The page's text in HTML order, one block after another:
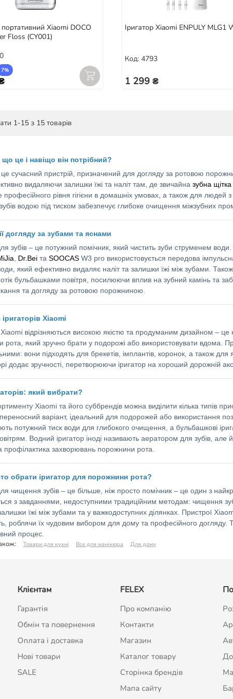
портативний Xiaomi DOCO
Floss (CY001)
7%
Іригатор Xiaomi ENPULY MLG1
Код: 4793
1 299 ₴
1-15 з 15 товарів
що це і навіщо він потрібний?
це сучасний пристрій, призначений для догляду за ротовою
видаляючи залишки їжі та наліт там, де звичайна зубна щітка
професійного рівня гігієни в домашніх умовах, а також для
водою під тиском забезпечує глибоке очищення міжзубних
догляду за зубами та яснами
зубів – це потужний помічник, який чистить зуби струменем
, Dr.Bei та SOOCAS W3 pro використовується передова
який ефективно видаляє наліт та залишки їжі між зубами.
бульбашками повітря, посилюючи вплив на зубний камінь та
та догляду за ротовою порожниною.
Xiaomi
Xiaomi відрізняються високою якістю та продуманим дизайном –
рота, який зручно брати у подорожі або використовувати вдома.
вони підходять для брекетів, імплантів, коронок, а також
додає зручності, перетворюючи іригатор на хороший дорожній
який вибрати?
Xiaomi та його суббрендів можна виділити кілька типів
варіант, ідеальний для подорожей або використання
потужний тиск води для глибокого очищення, а бульбашкові
Водний іригатор іноді називають аератором для зубів,
профілактика захворювань порожнини рота.
обрати іригатор для порожнини рота?
чищення зубів – це більше, ніж просто помічник – це один з
з завданнями, недоступними традиційним методам: чищення
їжі між зубами та у важкодоступних ділянках. Пристрої
роблячи їх чудовим вибором для дому та професійного догляду.
процес.
Товари для кухні Все для манікюра Для дому
Клієнтам
Гарантія
Обмін та повернення
Оплата і доставка
Нові товари
SALE
FELEX
Про компанію
Контакти
Магазин
Каталог товару
Сторінка брендів
Мапа сайту